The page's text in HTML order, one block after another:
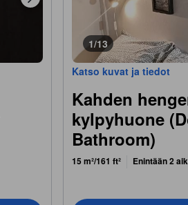
1/13
Katso kuvat ja tiedot
Kahden
kylpyhuone
Bathroom)
15 m²/161 ft² Enintään 2